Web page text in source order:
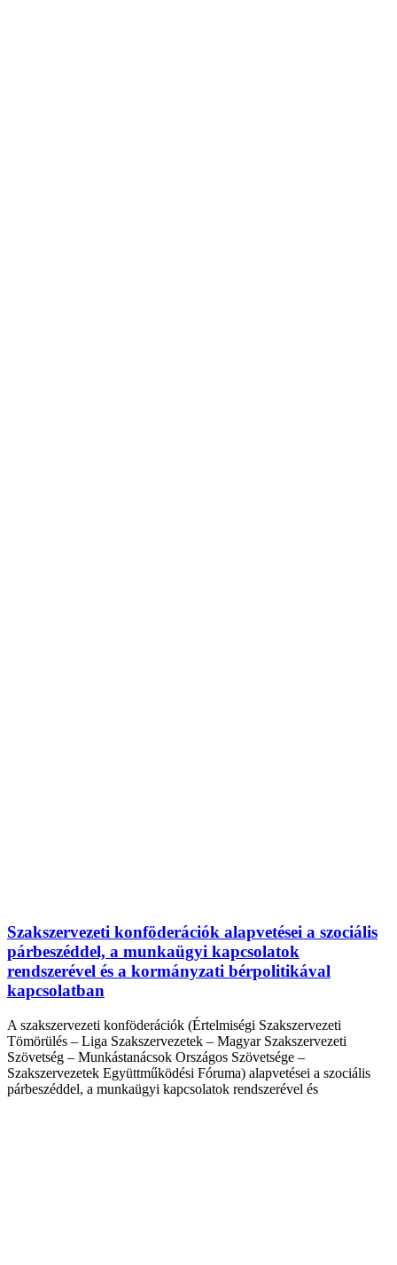
Szakszervezeti konföderációk alapvetései a szociális
párbeszéddel, a munkaügyi kapcsolatok
rendszerével és a kormányzati bérpolitikával
kapcsolatban
A szakszervezeti konföderációk (Értelmiségi Szakszervezeti
Tömörülés – Liga Szakszervezetek – Magyar Szakszervezeti
Szövetség – Munkástanácsok Országos Szövetsége –
Szakszervezetek Együttműködési Fóruma) alapvetései a szociális
párbeszéddel, a munkaügyi kapcsolatok rendszerével és